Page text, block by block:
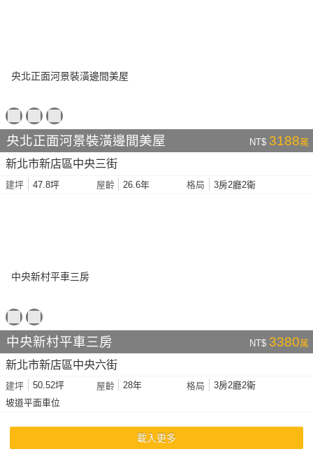
央北正面河景裝潢邊間美屋 NT$ 3188萬
新北市新店區中央三街
建坪 47.8坪 屋齡 26.6年 格局 3房2廳2衛
中央新村平車三房 NT$ 3380萬
新北市新店區中央六街
建坪 50.52坪 屋齡 28年 格局
3房2廳2衛
坡道平面車位
載入更多